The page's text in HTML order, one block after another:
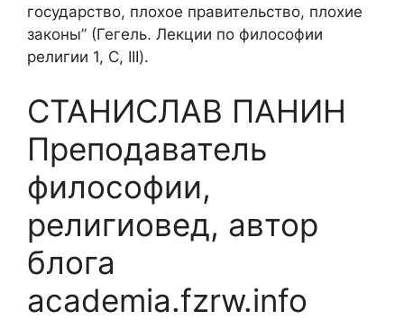
государство, плохое правительство, плохие
законы” (Гегель. Лекции по философии
религии 1, С, III).
СТАНИСЛАВ ПАНИН
Преподаватель
философии,
религиовед, автор
блога
academia.fzrw.info